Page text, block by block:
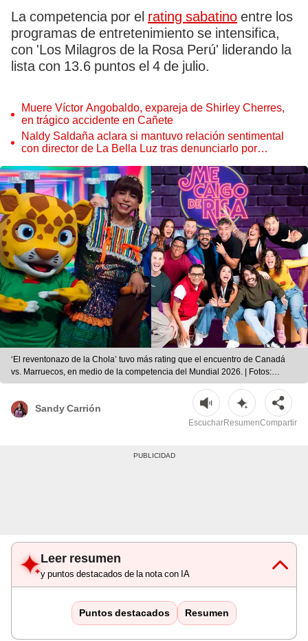
La competencia por el rating sabatino entre los
programas de entretenimiento se intensifica,
con 'Los Milagros de la Rosa Perú' liderando la
lista con 13.6 puntos el 4 de julio.
Muere Víctor Angobaldo, expareja de Shirley Cherres,
en trágico accidente en Cañete
Naldy Saldaña aclara si mantuvo relación sentimental
con director de La Bella Luz tras denunciarlo por
‘El reventonazo de la Chola’ tuvo más rating que el encuentro de Canadá
vs. Marruecos, en medio de la competencia del Mundial 2026. | Fotos:
difusión.
Sandy Carrión
EscucharResumenCompartir
Leer resumen
y puntos destacados de la nota con IA
Puntos destacados Resumen